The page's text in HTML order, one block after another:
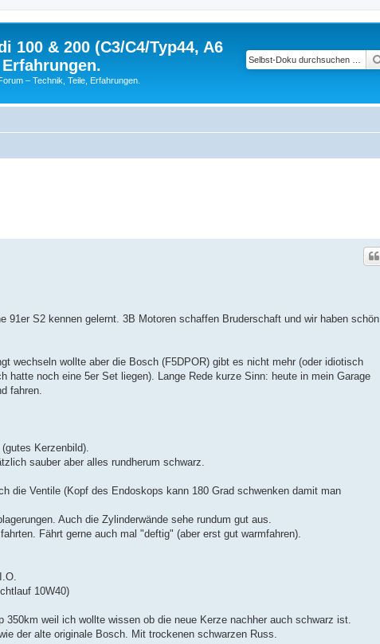
100 & 200 (C3/C4/Typ44, A6
– Technik, Teile, Erfahrungen.
91er S2 kennen gelernt. 3B Motoren schaffen Bruderschaft und wir haben schön
wechseln wollte aber die Bosch (F5DPOR) gibt es nicht mehr (oder idiotisch
noch eine 5er Set liegen). Lange Rede kurze Sinn: heute in mein Garage
fahren.
Kerzenbild).
sauber aber alles rundherum schwarz.
die Ventile (Kopf des Endoskops kann 180 Grad schwenken damit man
Auch die Zylinderwände sehe rundum gut aus.
Fährt gerne auch mal "deftig" (aber erst gut warmfahren).
10W40)
weil ich wollte wissen ob die neue Kerze nachher auch schwarz ist.
der alte originale Bosch. Mit trockenen schwarzen Russ.